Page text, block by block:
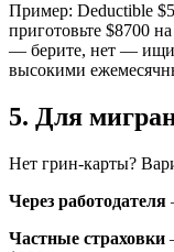
Пример: Deductible
приготовьте $8700
— берите, нет —
высокими
5. Для
Нет грин-карты?
Через работодателя
Частные страховки